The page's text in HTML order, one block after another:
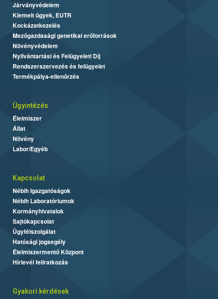
Járványvédelem
Kiemelt ügyek, EUTR
Kockázatkezelés
Mezőgazdasági genetikai erőforrások
Növényvédelem
Nyilvántartási és Felügyeleti Díj
Rendszerszervezés és felügyelet
Termékpálya-ellenőrzés
Ügyintézés
Élelmiszer
Állat
Növény
Labor/Egyéb
Kapcsolat
Nébih Igazgatóságok
Nébih Laboratóriumok
Kormányhivatalok
Sajtókapcsolat
Ügyfélszolgálat
Hatósági jogsegély
Élelmiszermentő Központ
Hírlevél feliratkozás
Gyakori kérdések